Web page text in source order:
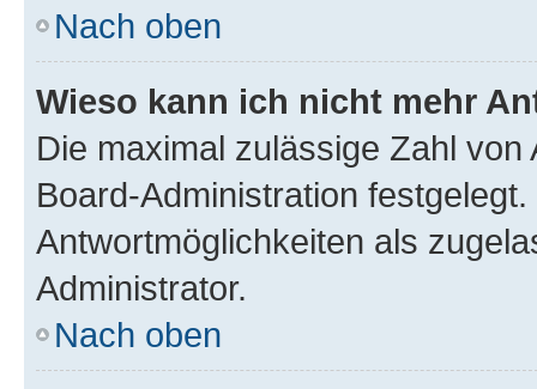
Nach oben
Wieso kann ich nicht mehr
Die maximal zulässige Zahl
Board-Administration
Antwortmöglichkeiten als
Administrator.
Nach oben